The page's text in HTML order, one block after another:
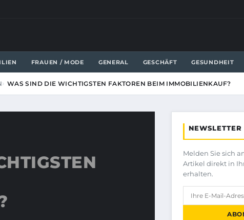
FRAUEN / MODE GENERAL GESCHÄFT GESUNDHEIT
WAS SIND DIE WICHTIGSTEN FAKTOREN BEIM IMMOBILIENKAUF?
NEWSLETTER
Melden Sie sich
Artikel direkt in
erhalten.